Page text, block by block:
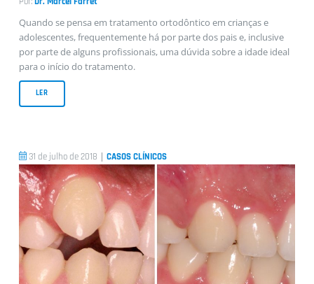
Quando se pensa em tratamento ortodôntico em crianças e
adolescentes, frequentemente há por parte dos pais e, inclusive
por parte de alguns profissionais, uma dúvida sobre a idade ideal
para o início do tratamento.
LER
31 de julho de 2018 |CASOS CLÍNICOS